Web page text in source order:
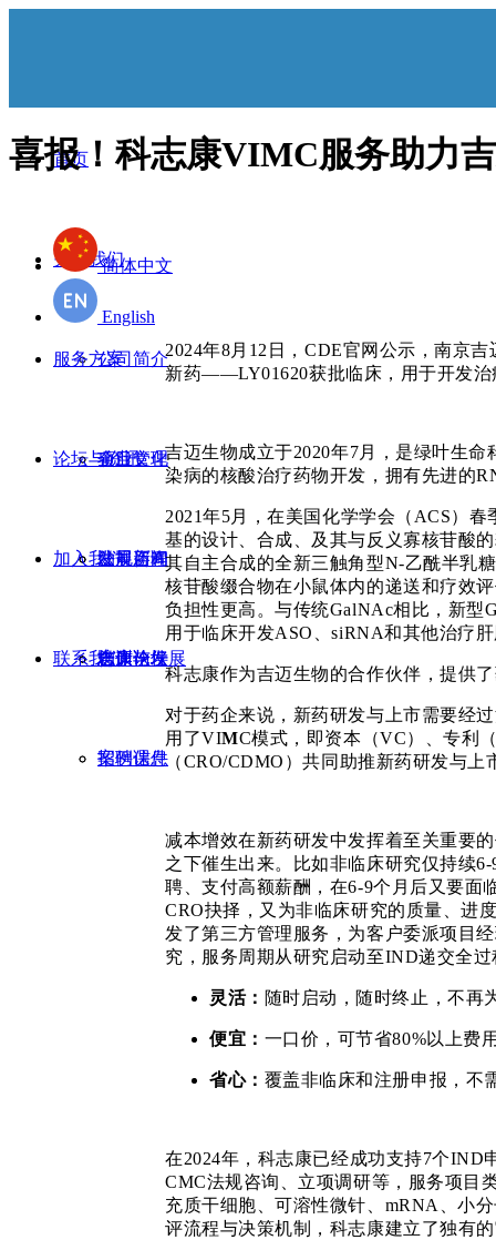
首页
关于我们
公司简介
企业文化
发展历程
合作伙伴
服务方案
项目管理
法规咨询
志康论坛
论坛与资讯
公司新闻
志康论坛
案例课件
加入我们
培训与发展
招聘信息
联系我们
简体中文
English
喜报！科志康VIMC服务助力
2024年8月12日，CDE官网公示，南京
新药——LY01620获批临床，用于开发治
吉迈生物成立于2020年7月，是绿叶生
染病的核酸治疗药物开发，拥有先进的
2021年5月，在美国化学学会（ACS）
基的设计、合成、及其与反义寡核苷酸
其自主合成的全新三触角型N-乙酰半乳
核苷酸缀合物在小鼠体内的递送和疗效
负担性更高。与传统GalNAc相比，新型
用于临床开发ASO、siRNA和其他治疗
科志康作为吉迈生物的合作伙伴，提供
对于药企来说，新药研发与上市需要经
用了VIMC模式，即资本（VC）、专利
（CRO/CDMO）共同助推新药研发与上
减本增效在新药研发中发挥着至关重要
之下催生出来。比如非临床研究仅持续
聘、支付高额薪酬，在6-9个月后又要面
CRO抉择，又为非临床研究的质量、进
发了第三方管理服务，为客户委派项目
究，服务周期从研究启动至IND递交全
灵活： 随时启动，随时终止，不再
便宜： 一口价，可节省80%以上费
省心： 覆盖非临床和注册申报，不
在2024年，科志康已经成功支持7个
CMC法规咨询、立项调研等，服务项目
充质干细胞、可溶性微针、mRNA、小
评流程与决策机制，科志康建立了独有